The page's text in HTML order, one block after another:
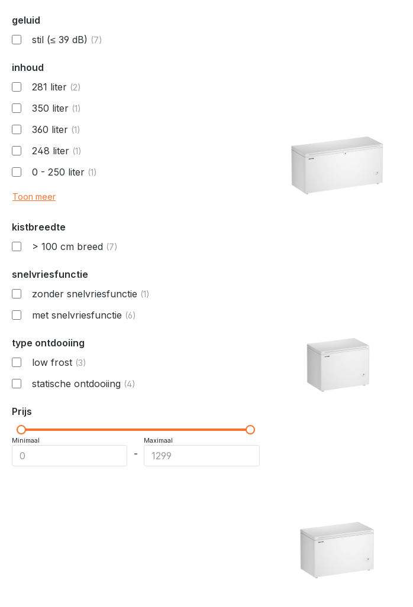
geluid
stil (≤ 39 dB) (7)
inhoud
281 liter (2)
350 liter (1)
360 liter (1)
248 liter (1)
0 - 250 liter (1)
Toon meer
kistbreedte
> 100 cm breed (7)
snelvriesfunctie
zonder snelvriesfunctie (1)
met snelvriesfunctie (6)
type ontdooiing
low frost (3)
statische ontdooiing (4)
Prijs
Minimaal
-
Maximaal